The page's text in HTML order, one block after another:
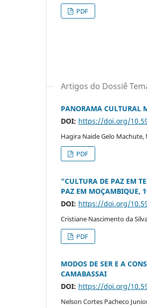
PDF
Artigos do Dossiê
PANORAMA CULTURAL
DOI: https://doi.org/
Hagira Naide Gelo Machute,
PDF
“CULTURA DE PAZ EM
PAZ EM MOÇAMBIQUE,
DOI: https://doi.org/
Cristiane Nascimento da
PDF
MODOS DE SER E A
CAMABASSAI
DOI: https://doi.org/
Nelson Cortes Pacheco